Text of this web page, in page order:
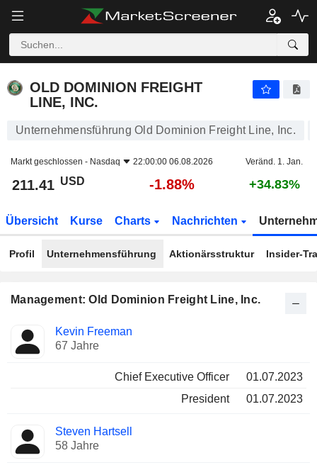
OLD DOMINION FREIGHT
LINE, INC.
Unternehmensführung Old Dominion Freight Line, Inc.
Markt geschlossen - Nasdaq 22:00:00 06.08.2026 Veränd. 1. Jan.
211.41 USD -1.88% +34.83%
Übersicht Kurse Charts Nachrichten
Profil Unternehmensführung Aktionärsstruktur Insider-
Management: Old Dominion Freight Line, Inc.
Manager
Besetzte
Positionen
Kevin Freeman
67 Jahre
Chief Executive Officer
01.07.2023
President
01.07.2023
Steven Hartsell
58 Jahre